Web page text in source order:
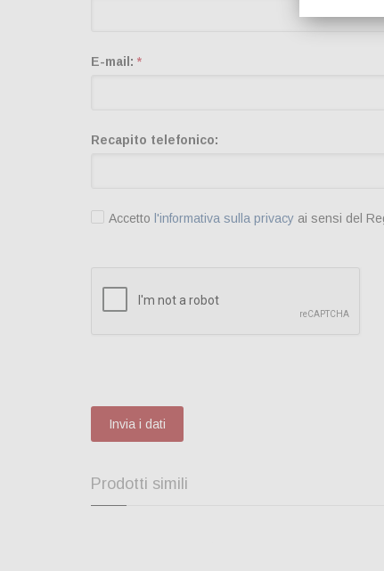
E-mail: *
Recapito telefonico:
Accetto l'informativa sulla privacy ai sensi del
Invia i dati
Prodotti simili